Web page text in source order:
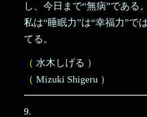
し、今日まで“無病”である。
私は“睡眠力”は“幸福力”で
てる。
（ 水木しげる ）
（ Mizuki Shigeru ）
9.